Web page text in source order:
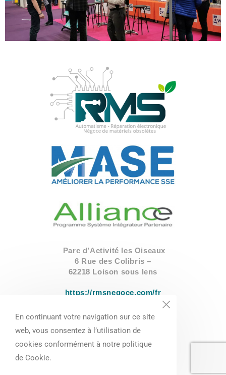
Parc d’Activité les Oiseaux
6 Rue des Colibris –
62218 Loison sous lens
https://rmsnegoce.com/fr
03.91.84.71.20
contact@rmsnegoce.com
SIRET :42020513000040
En continuant votre navigation sur ce site
web, vous consentez à l’utilisation de
cookies conformément à notre politique
de Cookie.